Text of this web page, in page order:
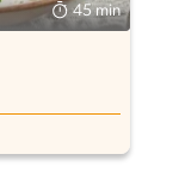
45 min